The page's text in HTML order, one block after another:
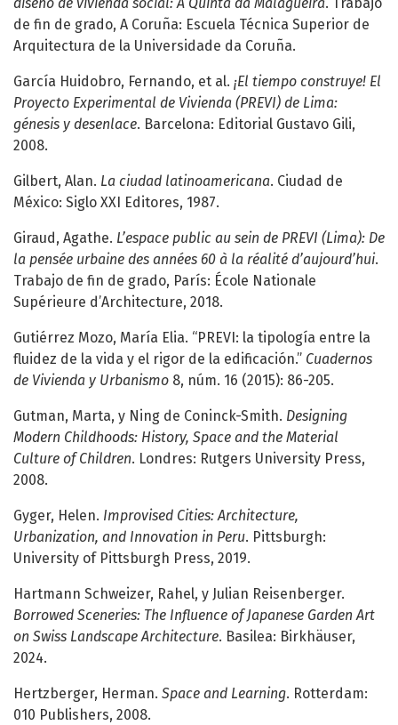
diseño de vivienda social: A Quinta da Malagueira. Trabajo
de fin de grado, A Coruña: Escuela Técnica Superior de
Arquitectura de la Universidade da Coruña.
García Huidobro, Fernando, et al. ¡El tiempo construye! El
Proyecto Experimental de Vivienda (PREVI) de Lima:
génesis y desenlace. Barcelona: Editorial Gustavo Gili,
2008.
Gilbert, Alan. La ciudad latinoamericana. Ciudad de
México: Siglo XXI Editores, 1987.
Giraud, Agathe. L’espace public au sein de PREVI (Lima): De
la pensée urbaine des années 60 à la réalité d’aujourd’hui.
Trabajo de fin de grado, París: École Nationale
Supérieure d’Architecture, 2018.
Gutiérrez Mozo, María Elia. “PREVI: la tipología entre la
fluidez de la vida y el rigor de la edificación.” Cuadernos
de Vivienda y Urbanismo 8, núm. 16 (2015): 86-205.
Gutman, Marta, y Ning de Coninck-Smith. Designing
Modern Childhoods: History, Space and the Material
Culture of Children. Londres: Rutgers University Press,
2008.
Gyger, Helen. Improvised Cities: Architecture,
Urbanization, and Innovation in Peru. Pittsburgh:
University of Pittsburgh Press, 2019.
Hartmann Schweizer, Rahel, y Julian Reisenberger.
Borrowed Sceneries: The Influence of Japanese Garden Art
on Swiss Landscape Architecture. Basilea: Birkhäuser,
2024.
Hertzberger, Herman. Space and Learning. Rotterdam:
010 Publishers, 2008.